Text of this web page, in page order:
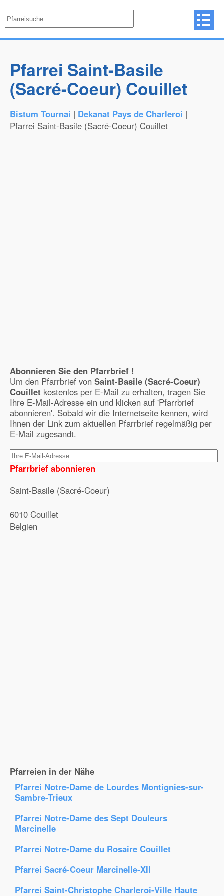
Pfarrei Saint-Basile
(Sacré-Coeur) Couillet
Bistum Tournai | Dekanat Pays de Charleroi |
Pfarrei Saint-Basile (Sacré-Coeur) Couillet
Abonnieren Sie den Pfarrbrief !
Um den Pfarrbrief von Saint-Basile (Sacré-Coeur)
Couillet kostenlos per E-Mail zu erhalten, tragen Sie
Ihre E-Mail-Adresse ein und klicken auf 'Pfarrbrief
abonnieren'. Sobald wir die Internetseite kennen, wird
Ihnen der Link zum aktuellen Pfarrbrief regelmäßig per
E-Mail zugesandt.
Pfarrbrief abonnieren
Saint-Basile (Sacré-Coeur)
6010 Couillet
Belgien
Pfarreien in der Nähe
Pfarrei Notre-Dame de Lourdes Montignies-sur-
Sambre-Trieux
Pfarrei Notre-Dame des Sept Douleurs
Marcinelle
Pfarrei Notre-Dame du Rosaire Couillet
Pfarrei Sacré-Coeur Marcinelle-XII
Pfarrei Saint-Christophe Charleroi-Ville Haute